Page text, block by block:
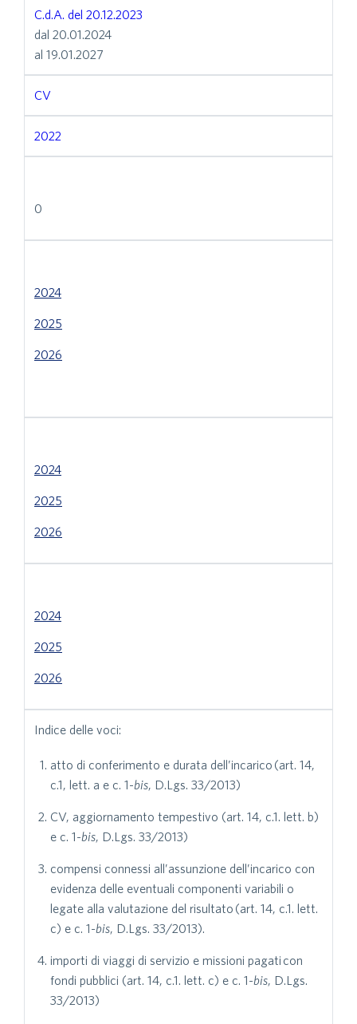
C.d.A. del 20.12.2023
dal 20.01.2024
al 19.01.2027
CV
2022
0
2024
2025
2026
2024
2025
2026
2024
2025
2026
Indice delle voci:
atto di conferimento e durata dell’incarico (art. 14,
c.1, lett. a e c. 1-bis, D.Lgs. 33/2013)
CV, aggiornamento tempestivo (art. 14, c.1. lett. b)
e c. 1-bis, D.Lgs. 33/2013)
compensi connessi all’assunzione dell’incarico con
evidenza delle eventuali componenti variabili o
legate alla valutazione del risultato (art. 14, c.1. lett.
c) e c. 1-bis, D.Lgs. 33/2013).
importi di viaggi di servizio e missioni pagati con
fondi pubblici (art. 14, c.1. lett. c) e c. 1-bis, D.Lgs.
33/2013)